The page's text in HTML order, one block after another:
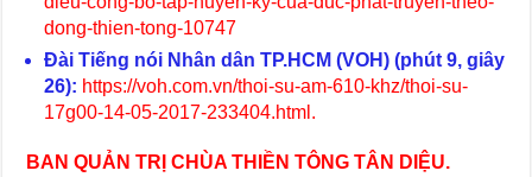
dong-thien-tong-10747
Đài Tiếng nói Nhân dân TP.HCM (VOH) (phút 9, giây
26): https://voh.com.vn/thoi-su-am-610-khz/thoi-su-
17g00-14-05-2017-233404.html .
BAN QUẢN TRỊ CHÙA THIỀN TÔNG TÂN DIỆU.